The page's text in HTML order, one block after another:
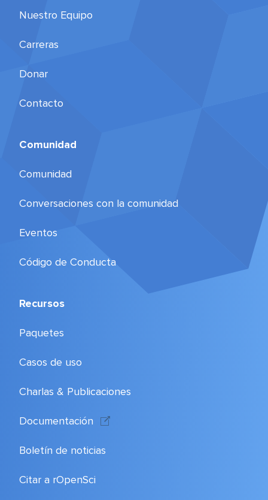
Nuestro Equipo
Carreras
Donar
Contacto
Comunidad
Comunidad
Conversaciones con la comunidad
Eventos
Código de Conducta
Recursos
Paquetes
Casos de uso
Charlas & Publicaciones
Documentación
Boletín de noticias
Citar a rOpenSci